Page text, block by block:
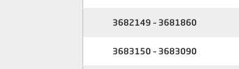
3681860 – 3682149
3683090 – 3683150